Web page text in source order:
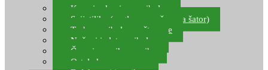
Kape i rukavice za ribolov
Svijetiljke (naglavne, ručne, za šator)
Torbe za ribolovne štapove
Noževi i alat za ribolov
Čamci za prihranu ribe
Ostala kamp oprema